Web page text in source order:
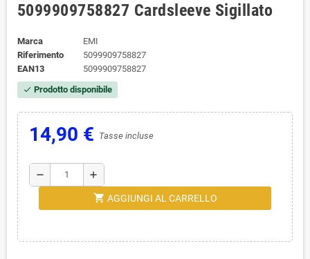
5099909758827 Cardsleeve Sigillato
Marca
EMI
Riferimento
5099909758827
EAN13
5099909758827
check Prodotto disponibile
14,90 € Tasse incluse
remove add
shopping_cart AGGIUNGI AL CARRELLO